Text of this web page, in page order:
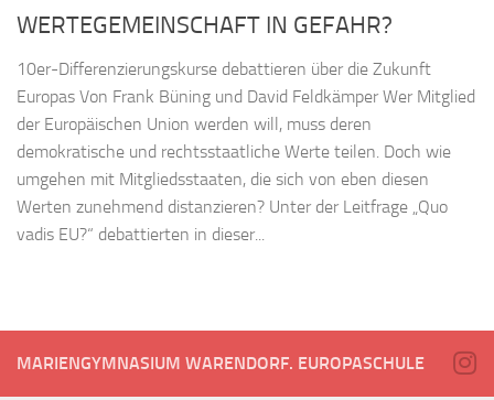
WERTEGEMEINSCHAFT IN GEFAHR?
10er-Differenzierungskurse debattieren über die Zukunft
Europas Von Frank Büning und David Feldkämper Wer Mitglied
der Europäischen Union werden will, muss deren
demokratische und rechtsstaatliche Werte teilen. Doch wie
umgehen mit Mitgliedsstaaten, die sich von eben diesen
Werten zunehmend distanzieren? Unter der Leitfrage „Quo
vadis EU?“ debattierten in dieser...
MARIENGYMNASIUM WARENDORF. EUROPASCHULE